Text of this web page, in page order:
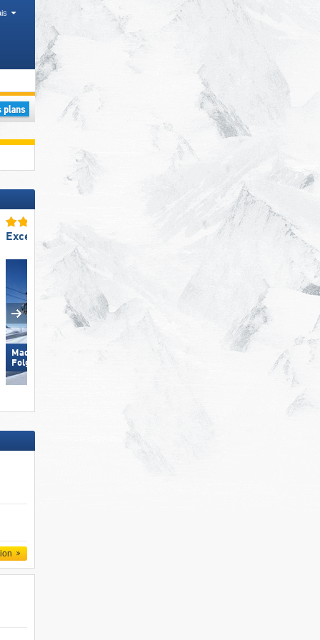
Zones régionales
Excellent snowpark
Madonna di Campiglio/​Pinzolo/​
Folgàrida/​Marilleva
Excellent enneigement
Hohsaas – Saas-Grund